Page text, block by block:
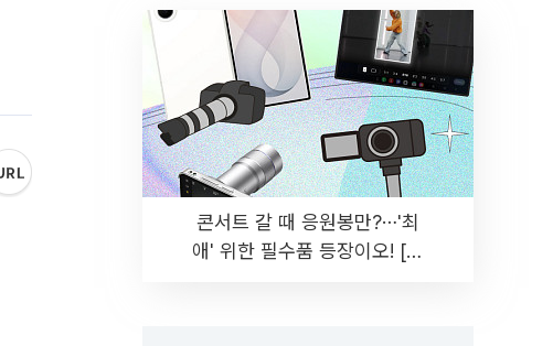
콘서트 갈 때 응원봉만?⋯'최
애' 위한 필수품 등장이오! [솔